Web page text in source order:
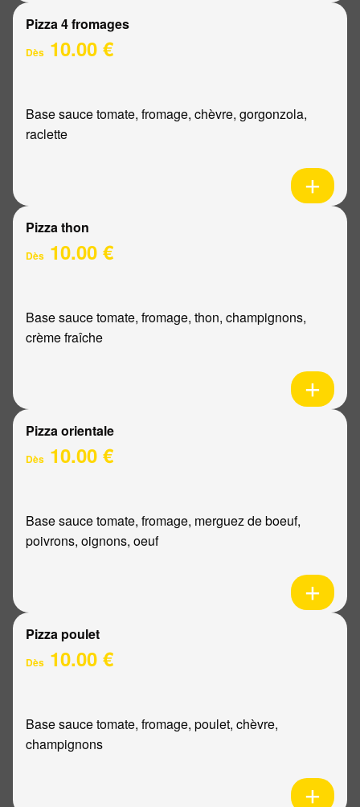
Pizza 4 fromages
Dès 10.00 €
Base sauce tomate, fromage, chèvre, gorgonzola,
raclette
Pizza thon
Dès 10.00 €
Base sauce tomate, fromage, thon, champignons,
crème fraîche
Pizza orientale
Dès 10.00 €
Base sauce tomate, fromage, merguez de boeuf,
poivrons, oignons, oeuf
Pizza poulet
Dès 10.00 €
Base sauce tomate, fromage, poulet, chèvre,
champignons